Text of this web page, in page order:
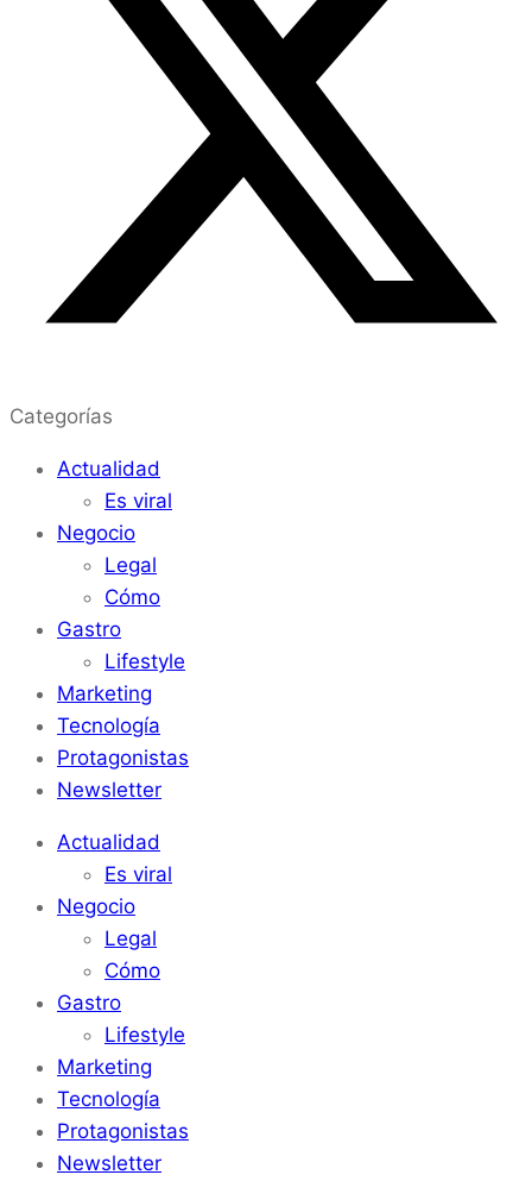
Categorías
Actualidad
Es viral
Negocio
Legal
Cómo
Gastro
Lifestyle
Marketing
Tecnología
Protagonistas
Newsletter
Actualidad
Es viral
Negocio
Legal
Cómo
Gastro
Lifestyle
Marketing
Tecnología
Protagonistas
Newsletter